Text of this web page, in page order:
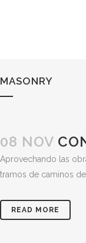
MASONRY
08 NOV
Aprovechando las
tramos de caminos
READ MORE